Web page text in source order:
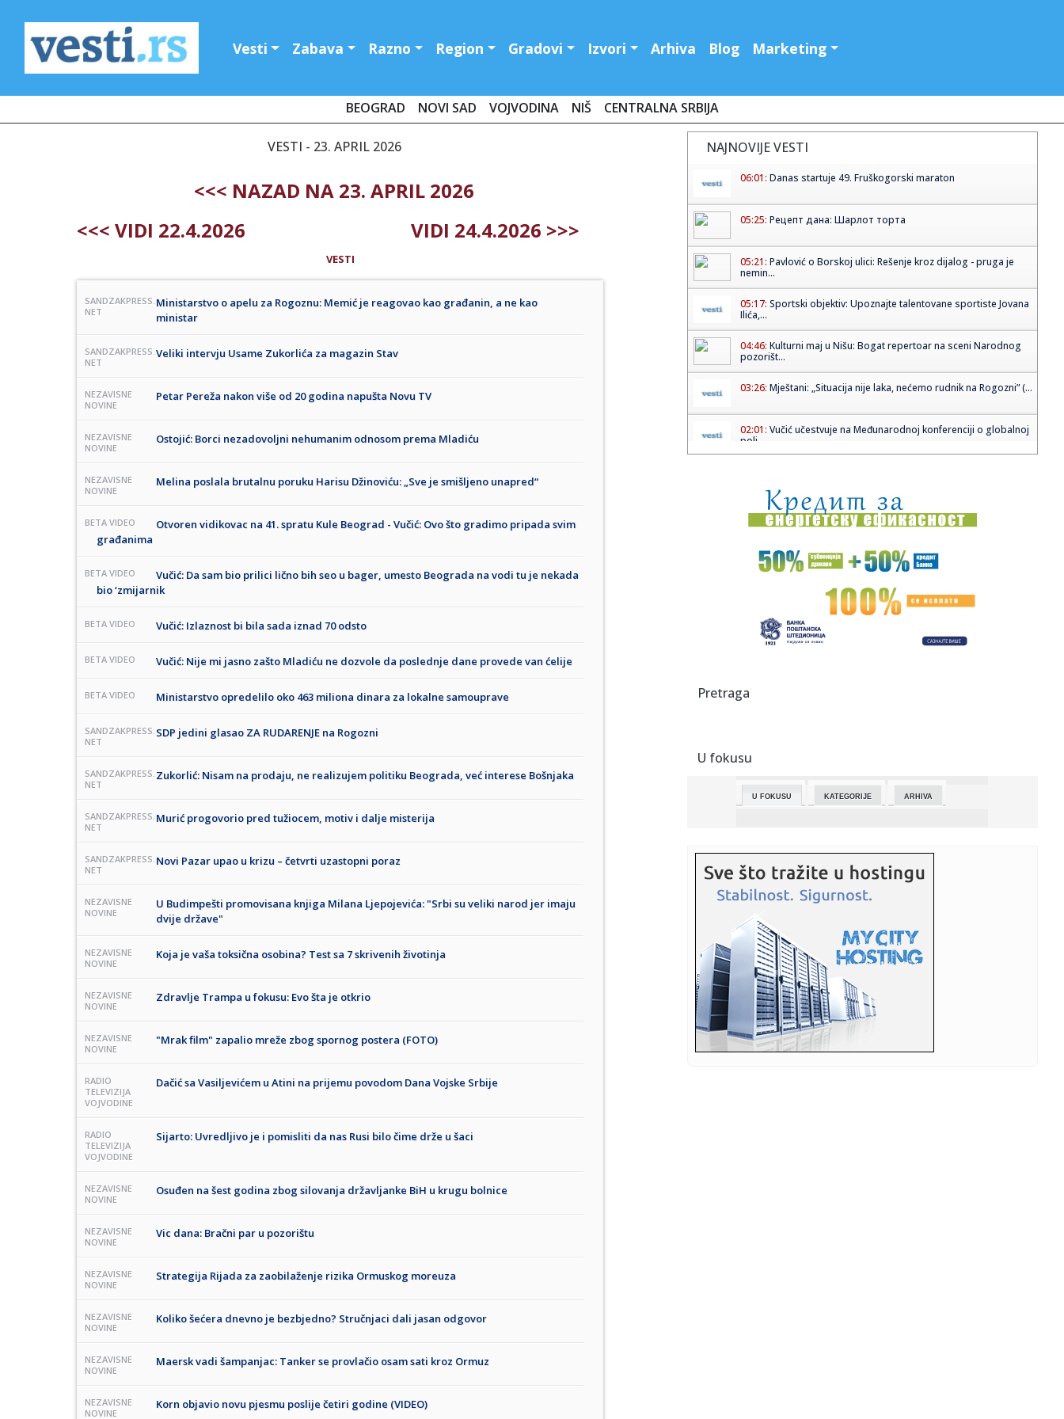
Vesti Zabava Razno Region Gradovi Izvori Arhiva Blog Marketing
BEOGRAD NOVI SAD VOJVODINA NIŠ CENTRALNA SRBIJA
VESTI - 23. APRIL 2026
<<< NAZAD NA 23. APRIL 2026
<<< VIDI 22.4.2026
VIDI 24.4.2026 >>>
VESTI
SANDZAKPRESS.
NET
Ministarstvo o apelu za Rogoznu: Memić je reagovao kao građanin, a ne kao
ministar
SANDZAKPRESS.
NET
Veliki intervju Usame Zukorlića za magazin Stav
NEZAVISNE
NOVINE
Petar Pereža nakon više od 20 godina napušta Novu TV
NEZAVISNE
NOVINE
Ostojić: Borci nezadovoljni nehumanim odnosom prema Mladiću
NEZAVISNE
NOVINE
Melina poslala brutalnu poruku Harisu Džinoviću: „Sve je smišljeno unapred“
BETA VIDEO
Otvoren vidikovac na 41. spratu Kule Beograd - Vučić: Ovo što gradimo pripada svim
građanima
BETA VIDEO
Vučić: Da sam bio prilici lično bih seo u bager, umesto Beograda na vodi tu je nekada
bio ‘zmijarnik
BETA VIDEO Vučić: Izlaznost bi bila sada iznad 70 odsto
BETA VIDEO Vučić: Nije mi jasno zašto Mladiću ne dozvole da poslednje dane provede van ćelije
BETA VIDEO Ministarstvo opredelilo oko 463 miliona dinara za lokalne samouprave
SANDZAKPRESS.
NET
SDP jedini glasao ZA RUDARENJE na Rogozni
SANDZAKPRESS.
NET
Zukorlić: Nisam na prodaju, ne realizujem politiku Beograda, već interese Bošnjaka
SANDZAKPRESS.
NET
Murić progovorio pred tužiocem, motiv i dalje misterija
SANDZAKPRESS.
NET
Novi Pazar upao u krizu – četvrti uzastopni poraz
NEZAVISNE
NOVINE
U Budimpešti promovisana knjiga Milana Ljepojevića: "Srbi su veliki narod jer imaju
dvije države"
NEZAVISNE
NOVINE
Koja je vaša toksična osobina? Test sa 7 skrivenih životinja
NEZAVISNE
NOVINE
Zdravlje Trampa u fokusu: Evo šta je otkrio
NEZAVISNE
NOVINE
"Mrak film" zapalio mreže zbog spornog postera (FOTO)
RADIO
TELEVIZIJA
VOJVODINE
Dačić sa Vasiljevićem u Atini na prijemu povodom Dana Vojske Srbije
RADIO
TELEVIZIJA
VOJVODINE
Sijarto: Uvredljivo je i pomisliti da nas Rusi bilo čime drže u šaci
NEZAVISNE
NOVINE
Osuđen na šest godina zbog silovanja državljanke BiH u krugu bolnice
NEZAVISNE
NOVINE
Vic dana: Bračni par u pozorištu
NEZAVISNE
NOVINE
Strategija Rijada za zaobilaženje rizika Ormuskog moreuza
NEZAVISNE
NOVINE
Koliko šećera dnevno je bezbjedno? Stručnjaci dali jasan odgovor
NEZAVISNE
NOVINE
Maersk vadi šampanjac: Tanker se provlačio osam sati kroz Ormuz
NEZAVISNE
NOVINE
Korn objavio novu pjesmu poslije četiri godine (VIDEO)
NAJNOVIJE VESTI
06:01: Danas startuje 49. Fruškogorski maraton
05:25: Рецепт дана: Шарлот торта
05:21: Pavlović o Borskoj ulici: Rešenje kroz dijalog - pruga je
nemin...
05:17: Sportski objektiv: Upoznajte talentovane sportiste Jovana
Ilića,...
04:46: Kulturni maj u Nišu: Bogat repertoar na sceni Narodnog
pozorišt...
03:26: Mještani: „Situacija nije laka, nećemo rudnik na Rogozni” (...
02:01: Vučić učestvuje na Međunarodnoj konferenciji o globalnoj
poli...
01:11:Glina za modeliranje i Epiq! Škoda se vratila u Milano
00:57:Top Gear video: Gunther Werks F-26
RAT NA BLISKOM ISTOKU Iran zatražio direktne pregovore
00:43:Zabrana koja će razbesneti tinejdžere: Ova evropska
svemirska ...
00:16:
00:12: Dogodilo se na današnji datum, 25.april
23:51:REAL SE SAPLEO U SEVILJI: Betis kaznio grešku u nadoknadi
i oteo...
23:45:Šaka blokadera pravi haos po Zemunu: Dragan Jovanović
pokušao ...
23:44:Važno obaveštenje: Zbog radova u Takovskoj biće izmena
u saobr...
23:34:ŠOK BROJKE IZ EVROLIGE: Večiti ostali bez ozbiljnog novca,
samo...
Pretraga
U fokusu
U FOKUSU KATEGORIJE ARHIVA